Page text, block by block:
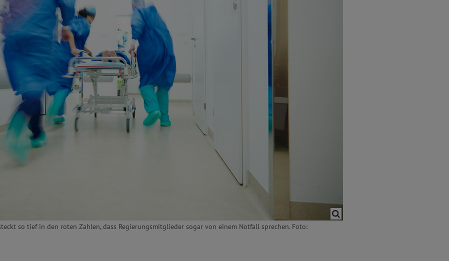
so tief in den roten Zahlen, dass Regierungsmitglieder sogar von einem Notfall sprechen. Foto: